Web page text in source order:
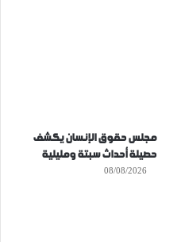
مجلس حقوق الإنسان يكشف
حصيلة أحداث سبتة ومليلية
08/08/2026